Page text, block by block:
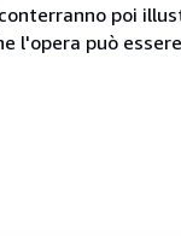
poi
l'opera può